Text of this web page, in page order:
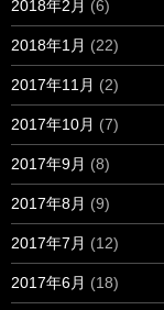
2018年2月 (6)
2018年1月 (22)
2017年11月 (2)
2017年10月 (7)
2017年9月 (8)
2017年8月 (9)
2017年7月 (12)
2017年6月 (18)